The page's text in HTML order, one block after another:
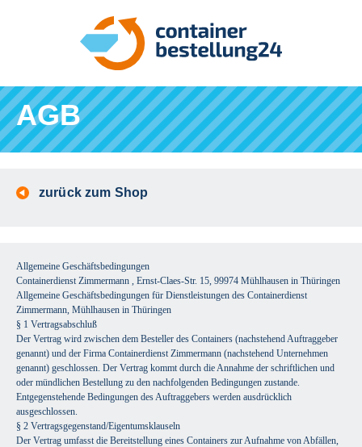
AGB
zurück zum Shop
Allgemeine Geschäftsbedingungen
Containerdienst Zimmermann , Ernst-Claes-Str. 15, 99974 Mühlhausen in Thüringen
Allgemeine Geschäftsbedingungen für Dienstleistungen des Containerdienst
Zimmermann, Mühlhausen in Thüringen
§ 1 Vertragsabschluß
Der Vertrag wird zwischen dem Besteller des Containers (nachstehend Auftraggeber
genannt) und der Firma Containerdienst Zimmermann (nachstehend Unternehmen
genannt) geschlossen. Der Vertrag kommt durch die Annahme der schriftlichen und
oder mündlichen Bestellung zu den nachfolgenden Bedingungen zustande.
Entgegenstehende Bedingungen des Auftraggebers werden ausdrücklich
ausgeschlossen.
§ 2 Vertragsgegenstand/Eigentumsklauseln
Der Vertrag umfasst die Bereitstellung eines Containers zur Aufnahme von Abfällen,